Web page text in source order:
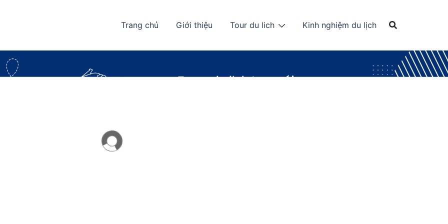
Trang chủ Giới thiệu Tour du lich Kinh nghiệm du lịch